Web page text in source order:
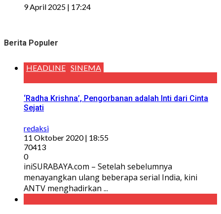
9 April 2025 | 17:24
Berita Populer
HEADLINE SINEMA
‘Radha Krishna’, Pengorbanan adalah Inti dari Cinta
Sejati
redaksi
11 Oktober 2020 | 18:55
70413
0
iniSURABAYA.com – Setelah sebelumnya
menayangkan ulang beberapa serial India, kini
ANTV menghadirkan ...